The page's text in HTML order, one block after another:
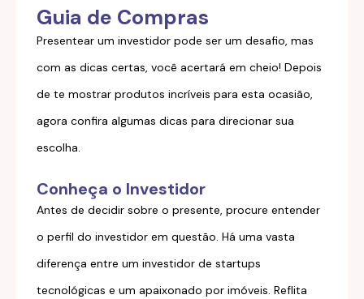
Guia de Compras
Presentear um investidor pode ser um desafio, mas
com as dicas certas, você acertará em cheio! Depois
de te mostrar produtos incríveis para esta ocasião,
agora confira algumas dicas para direcionar sua
escolha.
Conheça o Investidor
Antes de decidir sobre o presente, procure entender
o perfil do investidor em questão. Há uma vasta
diferença entre um investidor de startups
tecnológicas e um apaixonado por imóveis. Reflita